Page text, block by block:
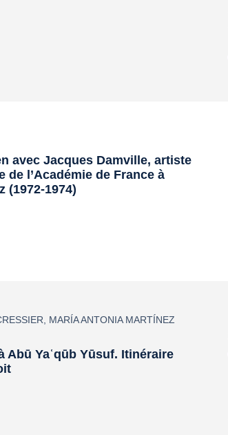
avec Jacques Damville, artiste
l’Académie de France à
(1972-1974)
MARÍA ANTONIA MARTÍNEZ
Abū Yaʿqūb Yūsuf. Itinéraire